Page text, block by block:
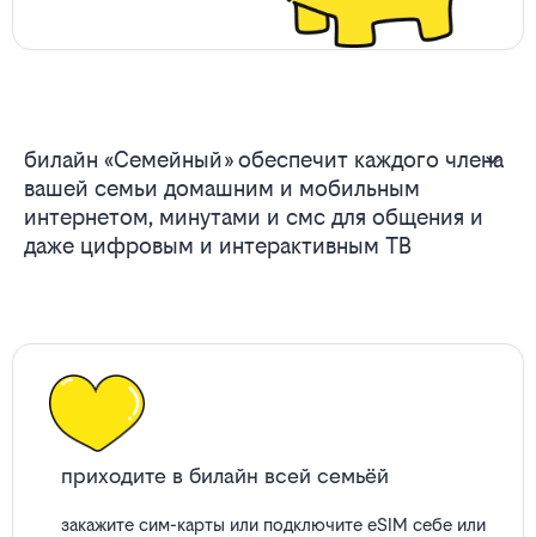
билайн «Семейный» обеспечит каждого члена
вашей семьи домашним и мобильным
интернетом, минутами и смс для общения и
даже цифровым и интерактивным ТВ
приходите в билайн всей семьёй
закажите сим-карты или подключите eSIM себе или